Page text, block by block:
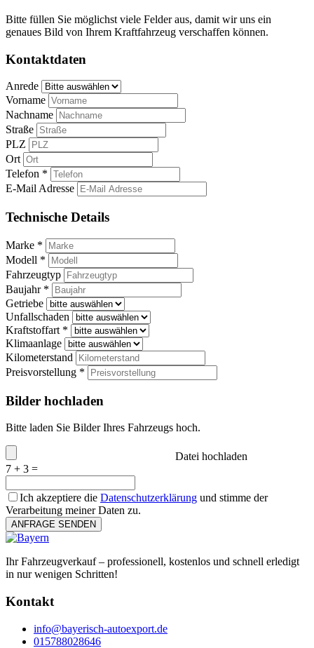
Bitte füllen Sie möglichst viele Felder aus, damit wir uns ein
genaues Bild von Ihrem Kraftfahrzeug verschaffen können.
Kontaktdaten
Anrede
Vorname
Nachname
Straße
PLZ
Ort
Telefon *
E-Mail Adresse
Technische Details
Marke *
Modell *
Fahrzeugtyp
Baujahr *
Getriebe
Unfallschaden
Kraftstoffart *
Klimaanlage
Kilometerstand
Preisvorstellung *
Bilder hochladen
Bitte laden Sie Bilder Ihres Fahrzeugs hoch.
Datei hochladen
7 + 3 =
Ich akzeptiere die Datenschutzerklärung und stimme der
Verarbeitung meiner Daten zu.
ANFRAGE SENDEN
Ihr Fahrzeugverkauf – professionell, kostenlos und schnell erledigt
in nur wenigen Schritten!
Kontakt
info@bayerisch-autoexport.de
015788028646